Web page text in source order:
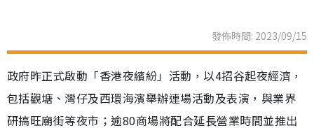
發佈時間: 2023/09/15
政府昨正式啟動「香港夜繽紛」活動，以4招谷起夜經濟，
包括觀塘、灣仔及西環海濱舉辦連場活動及表演，與業界
研搞旺廟街等夜市；逾80商場將配合延長營業時間並推出